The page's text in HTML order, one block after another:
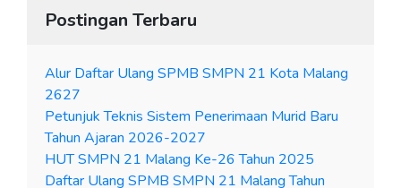
Postingan Terbaru
Alur Daftar Ulang SPMB SMPN 21 Kota Malang
2627
Petunjuk Teknis Sistem Penerimaan Murid Baru
Tahun Ajaran 2026-2027
HUT SMPN 21 Malang Ke-26 Tahun 2025
Daftar Ulang SPMB SMPN 21 Malang Tahun